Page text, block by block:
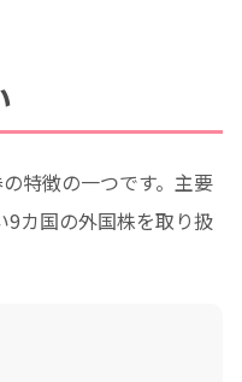
特徴の一つです。主要
9カ国の外国株を取り扱